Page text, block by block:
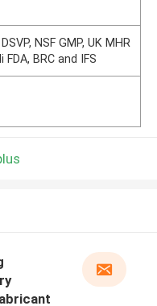
NSF GMP, UK MHR
FDA, BRC and IFS